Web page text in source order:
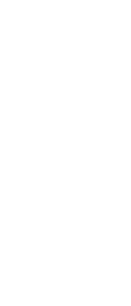
desde el
como nueva
las
«obligada»
Un cuarto de
Manuel
lugar)
entregada
presidente
Alcaldía de
«orgullosa»